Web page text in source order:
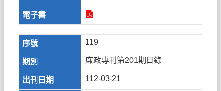
119
廉政專刊第201期目錄
112-03-21